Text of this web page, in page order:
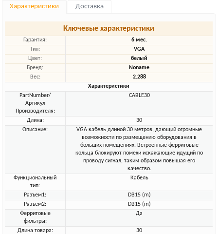
Характеристики Доставка
Ключевые характеристики
Гарантия:
6 мес.
Тип:
VGA
Цвет:
белый
Бренд:
Noname
Вес:
2.288
Характеристики
PartNumber/
Артикул
Производителя:
CABLE30
Длина:
30
Описание:
VGA кабель длиной 30 метров, дающий огромные
возможности по размещению оборудования в
больших помещениях. Встроенные ферритовые
кольца блокируют помехи искажающие идущий по
проводу сигнал, таким образом повышая его
качество.
Функциональный
тип:
Кабель
Разъем1:
DB15 (m)
Разъем2:
DB15 (m)
Ферритовые
фильтры:
Да
Длина товара: 30